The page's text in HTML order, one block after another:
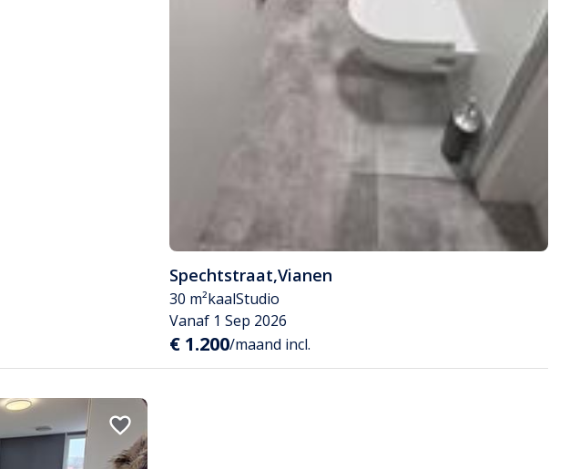
Spechtstraat,Vianen
30 m²kaalStudio
Vanaf 1 Sep 2026
€ 1.200/maand incl.